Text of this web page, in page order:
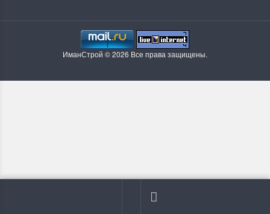
ИманСтрой © 2026 Все права защищены.